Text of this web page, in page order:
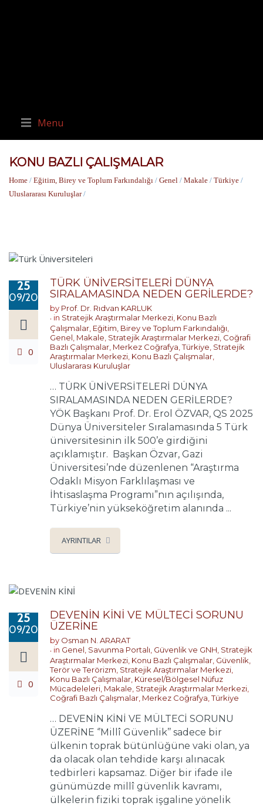
Menu
KONU BAZLI ÇALIŞMALAR
Home / Eğitim, Birey ve Toplum Farkındalığı / Genel / Makale / Türkiye /
Uluslararası Kuruluşlar/
25
09/2024
0
TÜRK ÜNİVERSİTELERİ DÜNYA
SIRALAMASINDA NEDEN GERİLERDE?
by Prof. Dr. Rıdvan KARLUK
in Stratejik Araştırmalar Merkezi, Konu Bazlı
Çalışmalar, Eğitim, Birey ve Toplum Farkındalığı,
Genel, Makale, Stratejik Araştırmalar Merkezi, Coğrafi
Bazlı Çalışmalar, Merkez Coğrafya,Türkiye, Stratejik
Araştırmalar Merkezi, Konu Bazlı Çalışmalar,
Uluslararası Kuruluşlar
… TÜRK ÜNİVERSİTELERİ DÜNYA
SIRALAMASINDA NEDEN GERİLERDE?
YÖK Başkanı Prof. Dr. Erol ÖZVAR, QS 2025
Dünya Üniversiteler Sıralamasında 5 Türk
üniversitesinin ilk 500’e girdiğini
açıklamıştır. Başkan Özvar, Gazi
Üniversitesi’nde düzenlenen “Araştırma
Odaklı Misyon Farklılaşması ve
İhtisaslaşma Programı”nın açılışında,
Türkiye’nin yükseköğretim alanında ...
AYRINTILAR
25
09/2024
0
DEVENİN KİNİ VE MÜLTECİ SORUNU
ÜZERİNE
by Osman N. ARARAT
in Genel Savunma Portalı Güvenlik ve GNH Stratejik
Araştırmalar Merkezi Konu Bazlı Çalışmalar Güvenlik,
Terör ve Terörizm Stratejik Araştırmalar Merkezi
Konu Bazlı Çalışmalar Küresel/Bölgesel Nüfuz
Mücadeleleri Makale Stratejik Araştırmalar Merkezi
Coğrafi Bazlı Çalışmalar Merkez Coğrafya ,Türkiye
… DEVENİN KİNİ VE MÜLTECİ SORUNU
ÜZERİNE ‘’Millî Güvenlik’’ sadece bir
ülkenin toprak bütünlüğüne vaki olan, ya
da olacak olan tehdide karşı alınacak
tedbirleri kapsamaz. Diğer bir ifade ile
günümüzde millî güvenlik kavramı,
ülkelerin fiziki toprak işgaline yönelik